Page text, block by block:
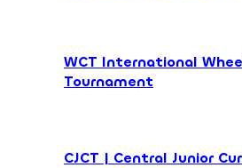
WCT International
Tournament
CJCT | Central Junior